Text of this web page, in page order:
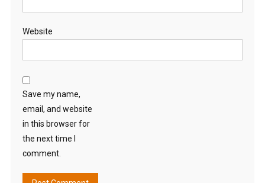
Website
Save my name,
email, and website
in this browser for
the next time I
comment.